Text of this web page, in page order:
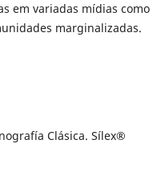
em variadas mídias como
marginalizadas.
Clásica. Sílex®